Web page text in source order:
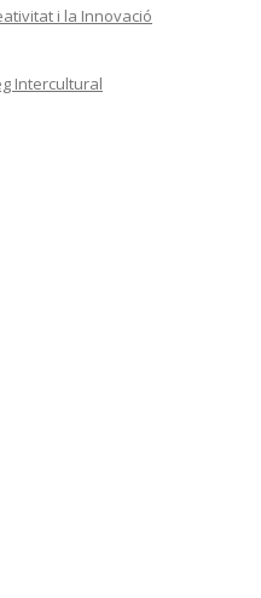
i la Innovació
Intercultural